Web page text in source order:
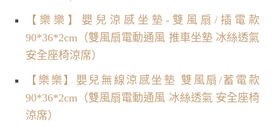
【樂樂】嬰兒涼感坐墊-雙風扇/插電款
90*36*2cm（雙風扇電動通風 推車坐墊 冰絲透氣
安全座椅涼席）
【樂樂】嬰兒無線涼感坐墊 雙風扇/蓄電款
90*36*2cm（雙風扇電動通風 冰絲透氣 安全座椅
涼席）